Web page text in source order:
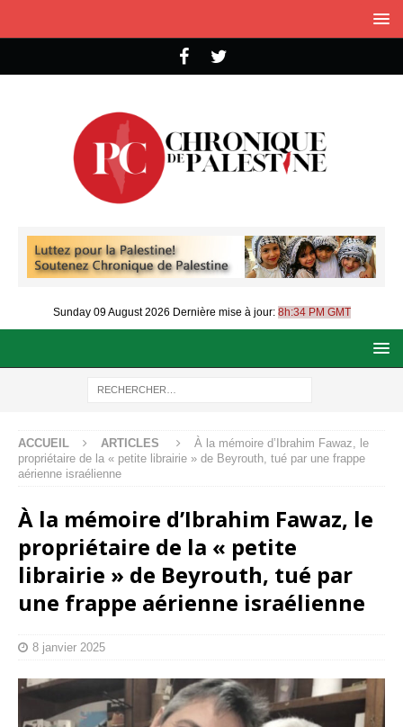
Sunday 09 August 2026 Dernière mise à jour: 8h:34 PM GMT
ACCUEIL ARTICLES
À la mémoire d’Ibrahim Fawaz, le
propriétaire de la « petite librairie » de Beyrouth, tué par une frappe
aérienne israélienne
À la mémoire d’Ibrahim Fawaz, le
propriétaire de la « petite
librairie » de Beyrouth, tué par
une frappe aérienne israélienne
8 janvier 2025